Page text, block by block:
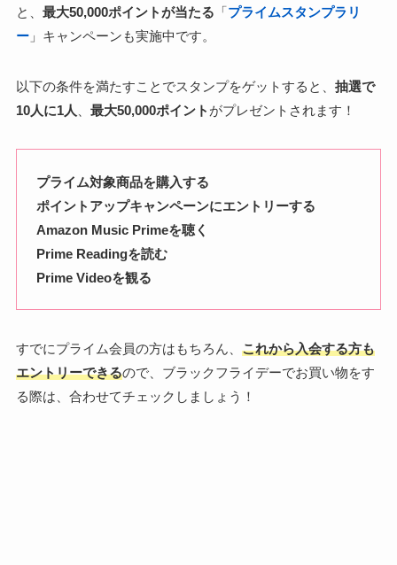
と、 最大50,000ポイントが当たる 「プライムスタンプラリ
ー」キャンペーンも実施中です。
以下の条件を満たすことでスタンプをゲットすると、 抽選で
10人に1人、 最大50,000ポイント がプレゼントされます！
プライム対象商品を購入する
ポイントアップキャンペーンにエントリーする
Amazon Music Primeを聴く
Prime Readingを読む
Prime Videoを観る
すでにプライム会員の方はもちろん、 これから入会する方も
エントリーできるので、ブラックフライデーでお買い物をす
る際は、合わせてチェックしましょう！